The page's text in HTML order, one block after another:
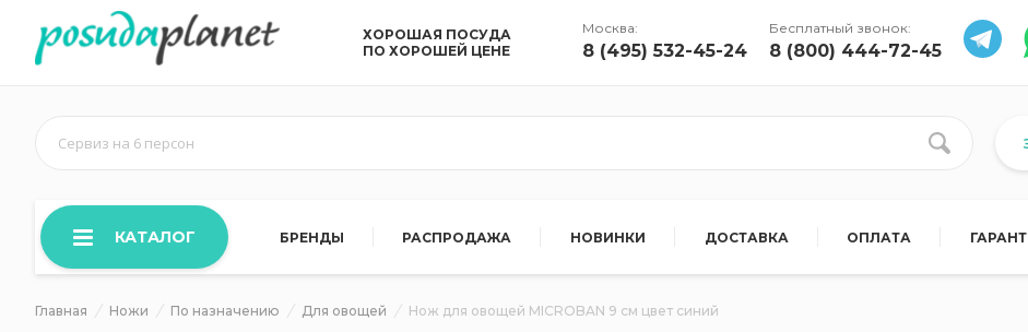
ХОРОШАЯ ПОСУДА
ПО ХОРОШЕЙ ЦЕНЕ
Москва:
8 (495) 532-45-24
Бесплатный звонок:
8 (800) 444-72-45
Сервиз на 6 персон
КАТАЛОГ БРЕНДЫ РАСПРОДАЖА НОВИНКИ ДОСТАВКА ОПЛАТА
Главная Ножи По назначению Для овощей Нож для овощей MICROBAN 9 см цвет синий